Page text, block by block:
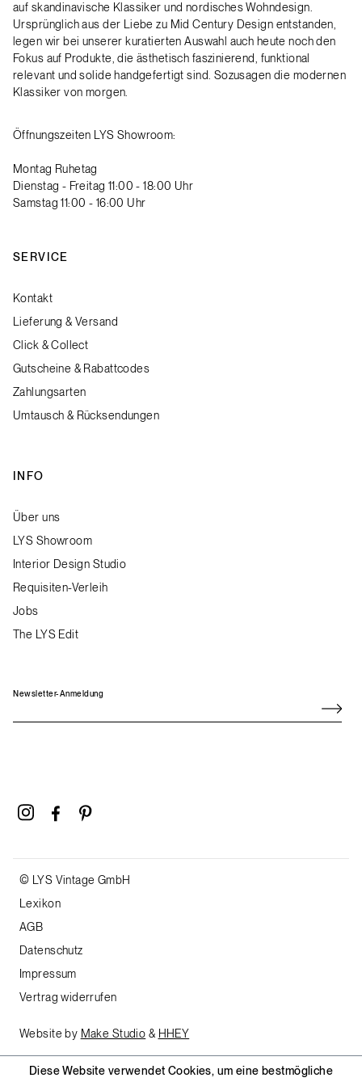
auf skandinavische Klassiker und nordisches Wohndesign.
Ursprünglich aus der Liebe zu Mid Century Design entstanden,
legen wir bei unserer kuratierten Auswahl auch heute noch den
Fokus auf Produkte, die ästhetisch faszinierend, funktional
relevant und solide handgefertigt sind. Sozusagen die modernen
Klassiker von morgen.
Öffnungszeiten LYS Showroom:
Montag Ruhetag
Dienstag - Freitag 11:00 - 18:00 Uhr
Samstag 11:00 - 16:00 Uhr
SERVICE
Kontakt
Lieferung & Versand
Click & Collect
Gutscheine & Rabattcodes
Zahlungsarten
Umtausch & Rücksendungen
INFO
Über uns
LYS Showroom
Interior Design Studio
Requisiten-Verleih
Jobs
The LYS Edit
Newsletter-Anmeldung
© LYS Vintage GmbH
Lexikon
AGB
Datenschutz
Impressum
Vertrag widerrufen
Website by Make Studio & HHEY
Diese Website verwendet Cookies, um eine bestmögliche